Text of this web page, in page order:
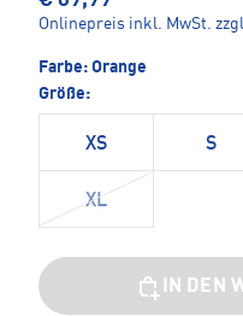
Onlinepreis inkl. MwSt.
Farbe: Orange
Größe:
XS S
XL
IN DEN